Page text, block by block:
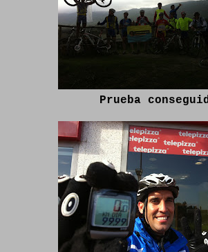
Prueba